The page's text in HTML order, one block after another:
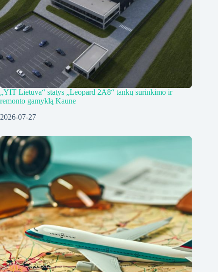
„YIT Lietuva“ statys „Leopard 2A8“ tankų surinkimo ir
remonto gamyklą Kaune
2026-07-27